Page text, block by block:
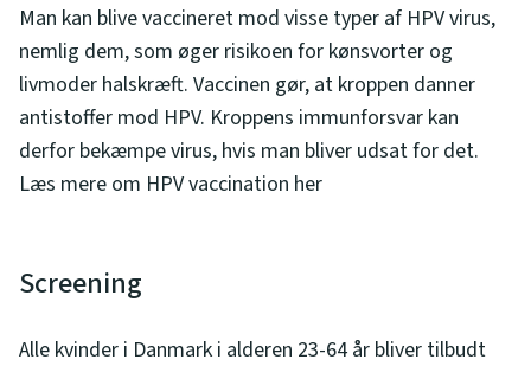
Man kan blive vaccineret mod visse typer af HPV virus,
nemlig dem, som øger risikoen for kønsvorter og
livmoder halskræft. Vaccinen gør, at kroppen danner
antistoffer mod HPV. Kroppens immunforsvar kan
derfor bekæmpe virus, hvis man bliver udsat for det.
Læs mere om HPV vaccination her
Screening
Alle kvinder i Danmark i alderen 23-64 år bliver tilbudt